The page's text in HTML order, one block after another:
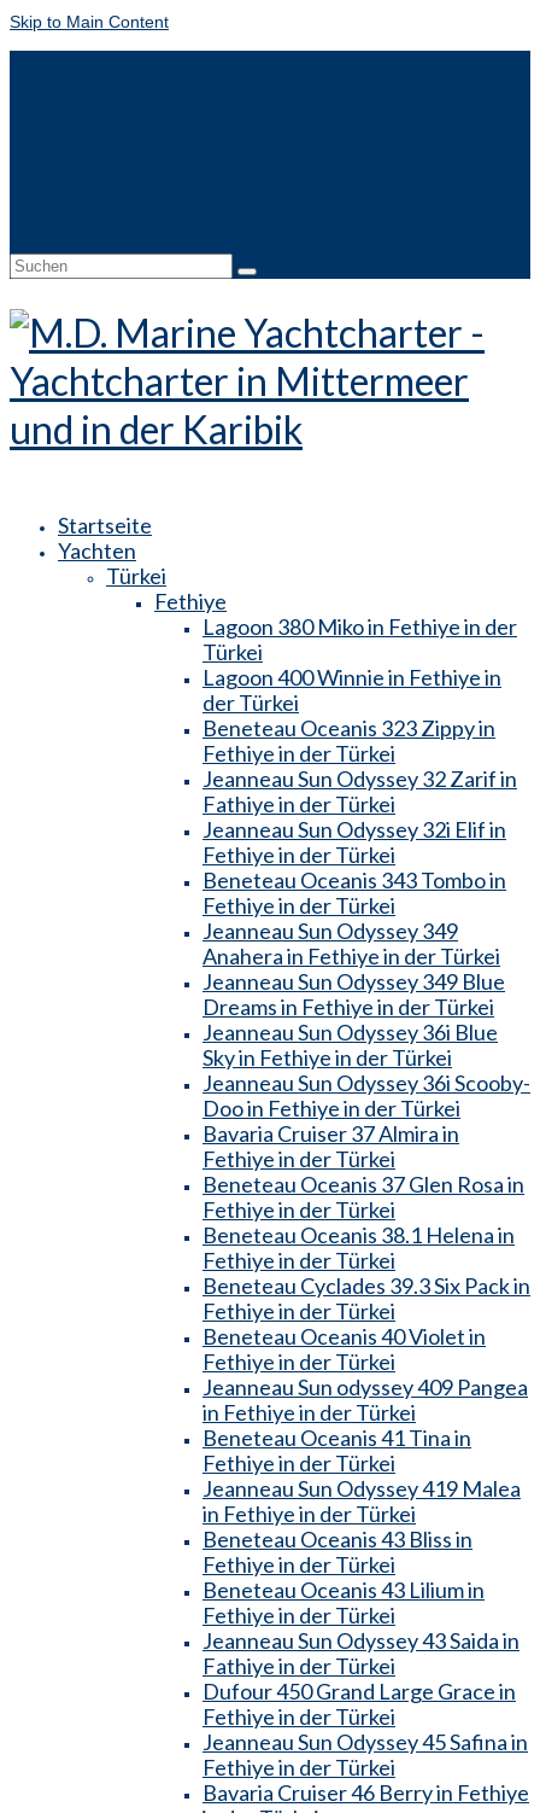
Skip to Main Content
Suche
Startseite
Yachten
Türkei
Fethiye
Lagoon 380 Miko in Fethiye in der
Türkei
Lagoon 400 Winnie in Fethiye in
der Türkei
Beneteau Oceanis 323 Zippy in
Fethiye in der Türkei
Jeanneau Sun Odyssey 32 Zarif in
Fathiye in der Türkei
Jeanneau Sun Odyssey 32i Elif in
Fethiye in der Türkei
Beneteau Oceanis 343 Tombo in
Fethiye in der Türkei
Jeanneau Sun Odyssey 349
Anahera in Fethiye in der Türkei
Jeanneau Sun Odyssey 349 Blue
Dreams in Fethiye in der Türkei
Jeanneau Sun Odyssey 36i Blue
Sky in Fethiye in der Türkei
Jeanneau Sun Odyssey 36i Scooby-
Doo in Fethiye in der Türkei
Bavaria Cruiser 37 Almira in
Fethiye in der Türkei
Beneteau Oceanis 37 Glen Rosa in
Fethiye in der Türkei
Beneteau Oceanis 38.1 Helena in
Fethiye in der Türkei
Beneteau Cyclades 39.3 Six Pack in
Fethiye in der Türkei
Beneteau Oceanis 40 Violet in
Fethiye in der Türkei
Jeanneau Sun odyssey 409 Pangea
in Fethiye in der Türkei
Beneteau Oceanis 41 Tina in
Fethiye in der Türkei
Jeanneau Sun Odyssey 419 Malea
in Fethiye in der Türkei
Beneteau Oceanis 43 Bliss in
Fethiye in der Türkei
Beneteau Oceanis 43 Lilium in
Fethiye in der Türkei
Jeanneau Sun Odyssey 43 Saida in
Fathiye in der Türkei
Dufour 450 Grand Large Grace in
Fethiye in der Türkei
Jeanneau Sun Odyssey 45 Safina in
Fethiye in der Türkei
Bavaria Cruiser 46 Berry in Fethiye